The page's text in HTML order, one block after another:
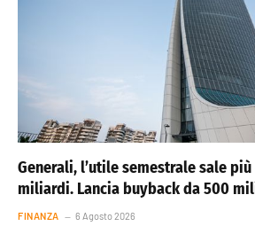
Generali, l’utile semestrale sale
miliardi. Lancia buyback da 500
FINANZA 6 Agosto 2026